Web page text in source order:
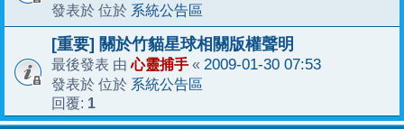
發表於 位於 系統公告區
[重要] 關於竹貓星球相關版權聲明
最後發表 由心靈捕手 « 2009-01-30 07:53
發表於 位於 系統公告區
回覆: 1